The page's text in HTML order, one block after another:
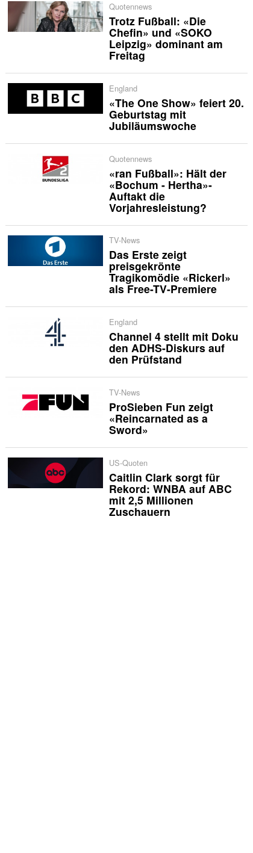
Quotennews
Trotz Fußball: «Die
Chefin» und «SOKO
Leipzig» dominant am
Freitag
England
«The One Show» feiert 20.
Geburtstag mit
Jubiläumswoche
Quotennews
«ran Fußball»: Hält der
«Bochum - Hertha»-
Auftakt die
Vorjahresleistung?
TV-News
Das Erste zeigt
preisgekrönte
Tragikomödie «Rickerl»
als Free-TV-Premiere
England
Channel 4 stellt mit Doku
den ADHS-Diskurs auf
den Prüfstand
TV-News
ProSieben Fun zeigt
«Reincarnated as a
Sword»
US-Quoten
Caitlin Clark sorgt für
Rekord: WNBA auf ABC
mit 2,5 Millionen
Zuschauern